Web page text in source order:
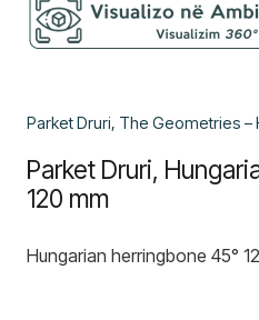
Parket Druri, The Geometries
Parket Druri,
120 mm
Hungarian herringbone 45°